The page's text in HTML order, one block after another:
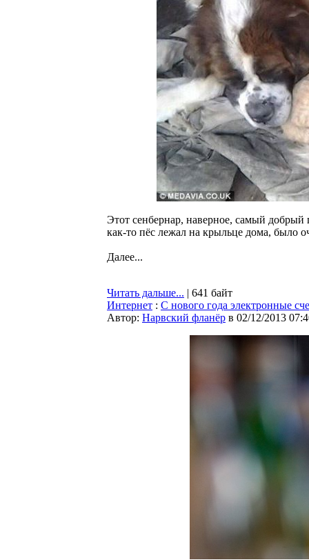
Этот сенбернар, наверное, самый
как-то пёс лежал на крыльце дома, было
Далее...
Читать дальше... | 641 байт
Интернет : С нового года электронные
Автор: Нарвский фланёр в 02/12/2013